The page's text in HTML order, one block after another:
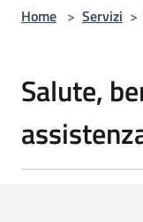
Home > Servizi >
Salute,